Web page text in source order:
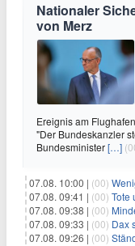
Nationaler
von Merz
Ereignis am
"Der Bundeskanzler
Bundesminister[…]
07.08. 10:00 | (00)
07.08. 09:41 | (00) Tote
07.08. 09:38 | (00)
07.08. 09:33 | (00) Dax
07.08. 09:26 | (00)